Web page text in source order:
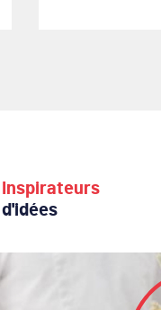
Inspirateurs
d'idées